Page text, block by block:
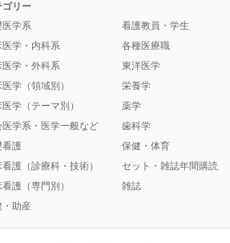
ゴリー
医学系
医学・内科系
医学・外科系
学（領域別）
学（テーマ別）
医学系・医学一般など
看護
護（診療科・技術）
護（専門別）
・助産
看護教員・学生
各種医療職
東洋医学
栄養学
薬学
歯科学
保健・体育
セット・雑誌年間購読
雑誌